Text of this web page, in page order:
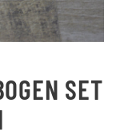
SET